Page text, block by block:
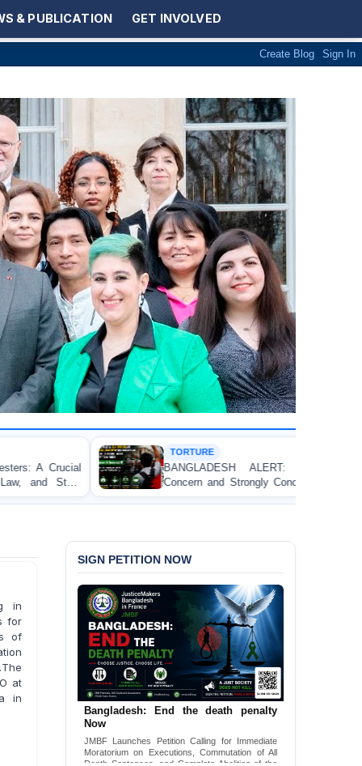
& PUBLICATION GET INVOLVED
BANGLADESH ALERT: JMFB Expresses Deep
Concern and Strongly Condemns Police Baton Charge
on Peaceful College Student Protesters in Dhaka
in
for
of
at
in
SIGN PETITION NOW
Urgent Call to End and Criminalise
Conversion Therapy in Bangladesh
JMBF launches an urgent campaign calling on
the Government of Bangladesh to end and